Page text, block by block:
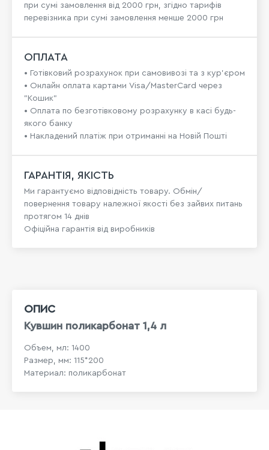
при сумі замовлення від 2000 грн, згідно тарифів
перевізника при сумі замовлення менше 2000 грн
ОПЛАТА
• Готівковий розрахунок при самовивозі та з кур’єром
• Онлайн оплата картами Visa/MasterCard через
"Кошик"
• Оплата по безготівковому розрахунку в касі будь-
якого банку
• Накладений платіж при отриманні на Новій Пошті
ГАРАНТІЯ, ЯКІСТЬ
Ми гарантуємо відповідність товару. Обмін/
повернення товару належної якості без зайвих питань
протягом 14 днів
Офіційна гарантія від виробників
ОПИС
Кувшин поликарбонат 1,4 л
Объем, мл: 1400
Размер, мм: 115*200
Материал: поликарбонат